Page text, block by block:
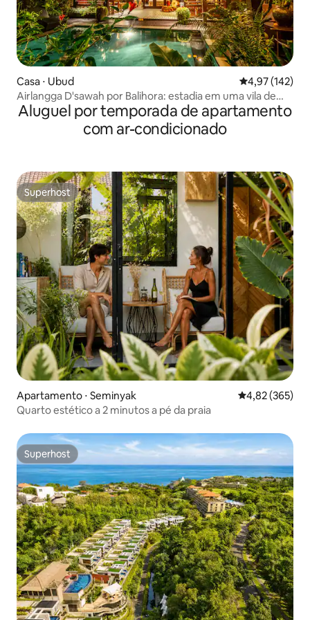
Casa ⋅ Ubud 4,97 de uma
4,97 (142)
Airlangga D'sawah por Balihora: estadia em uma vila de
Ubud
Aluguel por temporada de apartamento
com ar-condicionado
Superhost
Superhost
Apartamento ⋅ Seminyak 4,82 de uma
4,82 (365)
Quarto estético a 2 minutos a pé da praia
Superhost
Superhost